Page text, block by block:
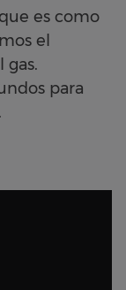
es como
el
gas.
para